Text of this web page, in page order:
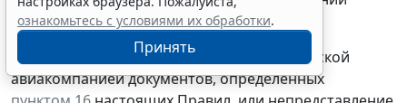
субсидии являются:
а) несоответствие представленных российской
авиакомпанией документов, определенных
ознакомьтесь с условиями их обработки.
Принять